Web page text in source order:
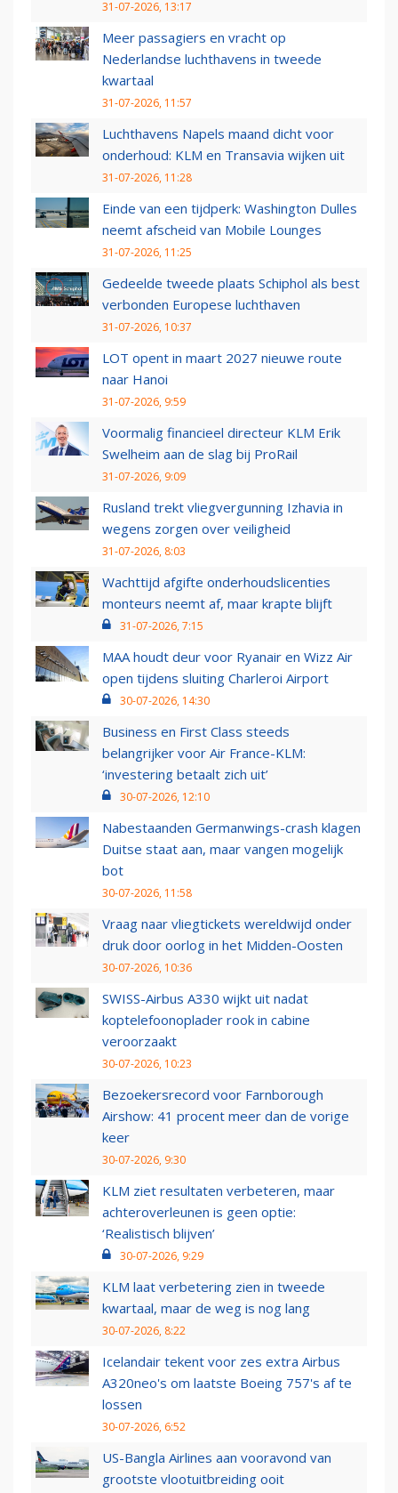
31-07-2026, 13:17
Meer passagiers en vracht op
Nederlandse luchthavens in tweede
kwartaal
31-07-2026, 11:57
Luchthavens Napels maand dicht voor
onderhoud: KLM en Transavia wijken uit
31-07-2026, 11:28
Einde van een tijdperk: Washington Dulles
neemt afscheid van Mobile Lounges
31-07-2026, 11:25
Gedeelde tweede plaats Schiphol als best
verbonden Europese luchthaven
31-07-2026, 10:37
LOT opent in maart 2027 nieuwe route
naar Hanoi
31-07-2026, 9:59
Voormalig financieel directeur KLM Erik
Swelheim aan de slag bij ProRail
31-07-2026, 9:09
Rusland trekt vliegvergunning Izhavia in
wegens zorgen over veiligheid
31-07-2026, 8:03
Wachttijd afgifte onderhoudslicenties
monteurs neemt af, maar krapte blijft
31-07-2026, 7:15
MAA houdt deur voor Ryanair en Wizz Air
open tijdens sluiting Charleroi Airport
30-07-2026, 14:30
Business en First Class steeds
belangrijker voor Air France-KLM:
‘investering betaalt zich uit’
30-07-2026, 12:10
Nabestaanden Germanwings-crash klagen
Duitse staat aan, maar vangen mogelijk
bot
30-07-2026, 11:58
Vraag naar vliegtickets wereldwijd onder
druk door oorlog in het Midden-Oosten
30-07-2026, 10:36
SWISS-Airbus A330 wijkt uit nadat
koptelefoonoplader rook in cabine
veroorzaakt
30-07-2026, 10:23
Bezoekersrecord voor Farnborough
Airshow: 41 procent meer dan de vorige
keer
30-07-2026, 9:30
KLM ziet resultaten verbeteren, maar
achteroverleunen is geen optie:
‘Realistisch blijven’
30-07-2026, 9:29
KLM laat verbetering zien in tweede
kwartaal, maar de weg is nog lang
30-07-2026, 8:22
Icelandair tekent voor zes extra Airbus
A320neo's om laatste Boeing 757's af te
lossen
30-07-2026, 6:52
US-Bangla Airlines aan vooravond van
grootste vlootuitbreiding ooit